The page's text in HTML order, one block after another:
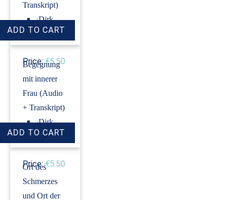
Transkript)
›Dirk
Revenstorf
Price: €5.50
Begegnung
mit innerer
Frau (Audio
+ Transkript)
›Dirk
Revenstorf
Price: €5.50
Ort des
Schmerzes
und Ort der